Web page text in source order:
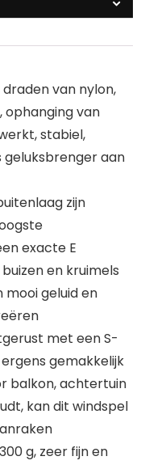
van nylon,
ophanging van
stabiel,
geluksbrenger aan
zijn
exacte E
en kruimels
mooi geluid en
met een S-
gemakkelijk
balkon, achtertuin
kan dit windspel
g, zeer fijn en